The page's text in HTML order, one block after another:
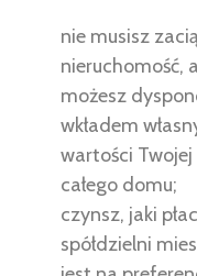
nie musisz
nieruchomość,
możesz
wkładem
wartości
całego domu;
czynsz, jaki
spółdzielni